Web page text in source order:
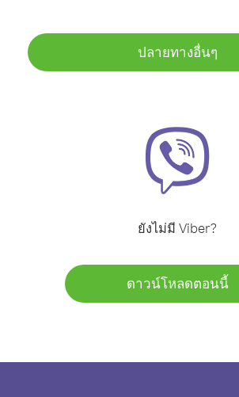
ปลายทางอื่นๆ
ยังไม่มี Viber?
ดาวน์โหลดตอนนี้